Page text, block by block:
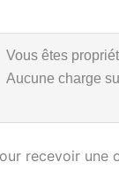
Vous êtes
Aucune charge
recevoir